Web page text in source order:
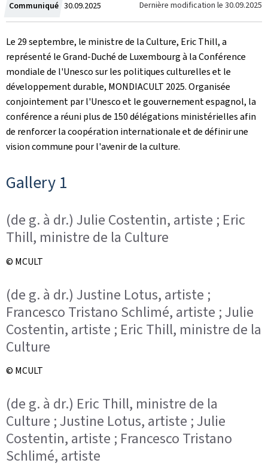
Communiqué Crée
le
30.09.2025 Dernière modification le 30.09.2025
Le 29 septembre, le ministre de la Culture, Eric Thill, a
représenté le Grand-Duché de Luxembourg à la Conférence
mondiale de l'Unesco sur les politiques culturelles et le
développement durable, MONDIACULT 2025. Organisée
conjointement par l'Unesco et le gouvernement espagnol, la
conférence a réuni plus de 150 délégations ministérielles afin
de renforcer la coopération internationale et de définir une
vision commune pour l'avenir de la culture.
Gallery 1
(de g. à dr.) Julie Costentin, artiste ; Eric
Thill, ministre de la Culture
© MCULT
(de g. à dr.) Justine Lotus, artiste ;
Francesco Tristano Schlimé, artiste ; Julie
Costentin, artiste ; Eric Thill, ministre de la
Culture
© MCULT
(de g. à dr.) Eric Thill, ministre de la
Culture ; Justine Lotus, artiste ; Julie
Costentin, artiste ; Francesco Tristano
Schlimé, artiste